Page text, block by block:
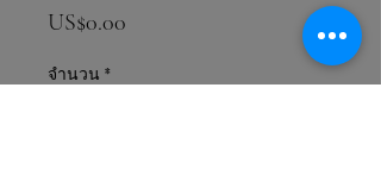
US$0.00
จำนวน*